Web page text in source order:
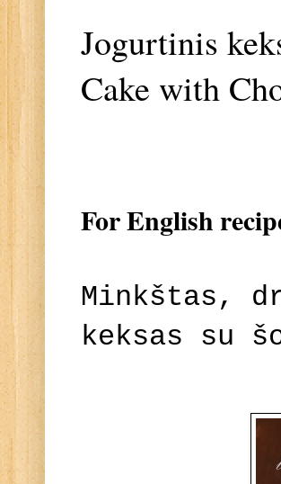
Jogurtinis
Cake with
For English
Minkštas,
keksas su